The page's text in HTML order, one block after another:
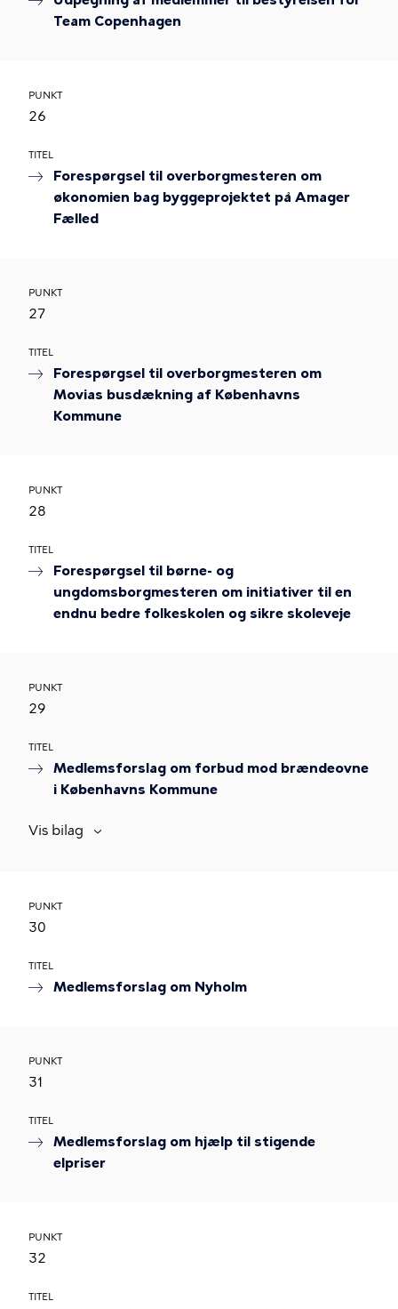
Team Copenhagen
PUNKT
26
TITEL
Forespørgsel til overborgmesteren om
økonomien bag byggeprojektet på Amager
Fælled
PUNKT
27
TITEL
Forespørgsel til overborgmesteren om
Movias busdækning af Københavns
Kommune
PUNKT
28
TITEL
Forespørgsel til børne- og
ungdomsborgmesteren om initiativer til en
endnu bedre folkeskolen og sikre skoleveje
PUNKT
29
TITEL
Medlemsforslag om forbud mod brændeovne
i Københavns Kommune
Vis bilag
PUNKT
30
TITEL
Medlemsforslag om Nyholm
PUNKT
31
TITEL
Medlemsforslag om hjælp til stigende
elpriser
PUNKT
32
TITEL